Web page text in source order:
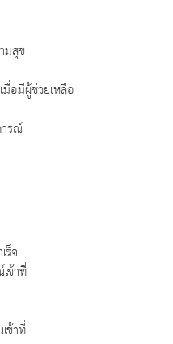
มสุข
อมีผู้ช่วยเหลือ
รณ์
ร็จ
ข้าที่
ข้าที่